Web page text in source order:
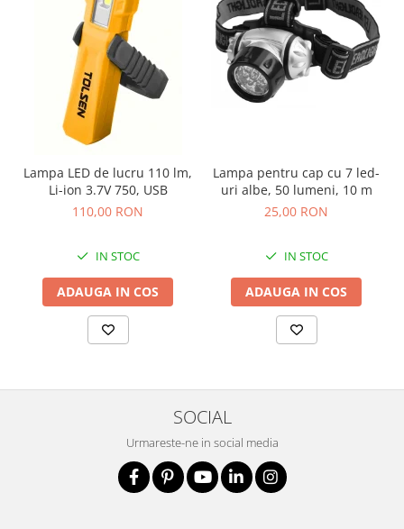
Lampa LED de lucru 110 lm,
Li-ion 3.7V 750, USB
110,00 RON
IN STOC
ADAUGA IN COS
Lampa pentru cap cu 7 led-
uri albe, 50 lumeni, 10 m
25,00 RON
IN STOC
ADAUGA IN COS
SOCIAL
Urmareste-ne in social media